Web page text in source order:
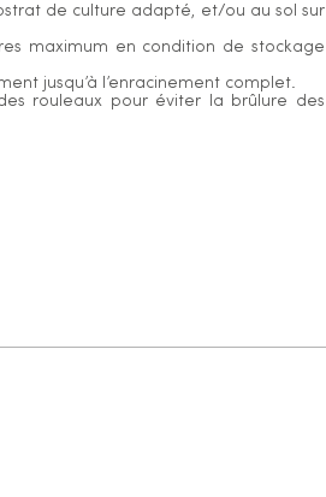
de culture adapté, et/ou au sol sur
maximum en condition de stockage
jusqu’à l’enracinement complet.
rouleaux pour éviter la brûlure des